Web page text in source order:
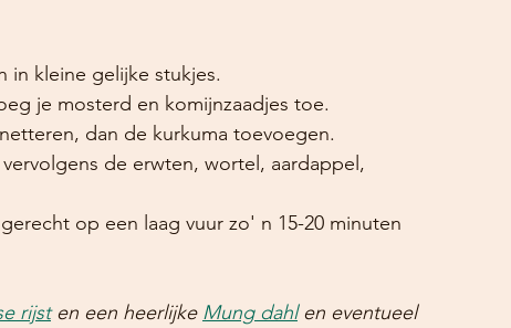
in kleine gelijke stukjes.
je mosterd en komijnzaadjes toe.
dan de kurkuma toevoegen.
de erwten, wortel, aardappel,
op een laag vuur zo' n 15-20 minuten
rijst en een heerlijke Mung dahl en eventueel